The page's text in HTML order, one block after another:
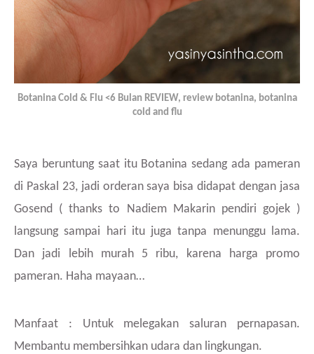
Botanina Cold & Flu <6 Bulan REVIEW, review botanina, botanina
cold and flu
Saya beruntung saat itu Botanina sedang ada pameran
di Paskal 23, jadi orderan saya bisa didapat dengan jasa
Gosend ( thanks to Nadiem Makarin pendiri gojek )
langsung sampai hari itu juga tanpa menunggu lama.
Dan jadi lebih murah 5 ribu, karena harga promo
pameran. Haha mayaan…
Manfaat : Untuk melegakan saluran pernapasan.
Membantu membersihkan udara dan lingkungan.